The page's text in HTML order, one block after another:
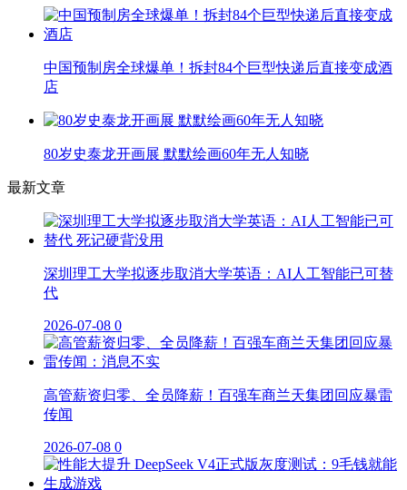
中国预制房全球爆单！拆封84个巨型快递后直接变成酒
店
80岁史泰龙开画展 默默绘画60年无人知晓
最新文章
深圳理工大学拟逐步取消大学英语：AI人工智能已可替
代
2026-07-08 0
高管薪资归零、全员降薪！百强车商兰天集团回应暴雷
传闻
2026-07-08 0